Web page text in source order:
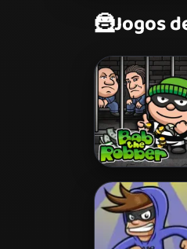
🦹Jogos
Bob The Robber